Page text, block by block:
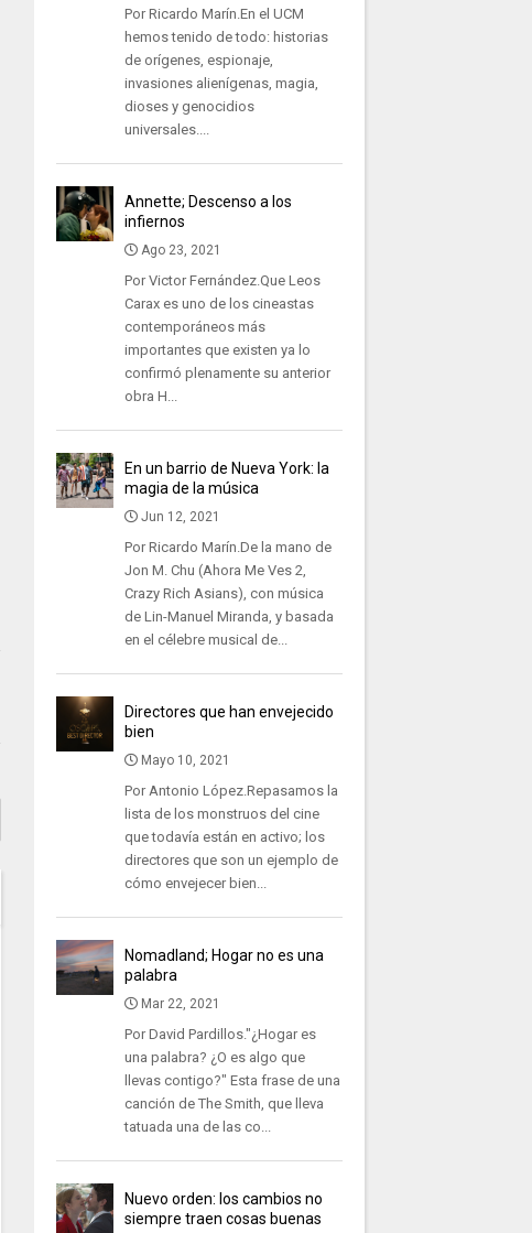
Por Ricardo Marín.En el UCM
hemos tenido de todo: historias
de orígenes, espionaje,
invasiones alienígenas, magia,
dioses y genocidios
universales....
Annette; Descenso a los
infiernos
Ago 23, 2021
Por Victor Fernández.Que Leos
Carax es uno de los cineastas
contemporáneos más
importantes que existen ya lo
confirmó plenamente su anterior
obra H...
En un barrio de Nueva York: la
magia de la música
Jun 12, 2021
Por Ricardo Marín.De la mano de
Jon M. Chu (Ahora Me Ves 2,
Crazy Rich Asians), con música
de Lin-Manuel Miranda, y basada
en el célebre musical de...
Directores que han envejecido
bien
Mayo 10, 2021
Por Antonio López.Repasamos la
lista de los monstruos del cine
que todavía están en activo; los
directores que son un ejemplo de
cómo envejecer bien...
Nomadland; Hogar no es una
palabra
Mar 22, 2021
Por David Pardillos."¿Hogar es
una palabra? ¿O es algo que
llevas contigo?" Esta frase de una
canción de The Smith, que lleva
tatuada una de las co...
Nuevo orden: los cambios no
siempre traen cosas buenas